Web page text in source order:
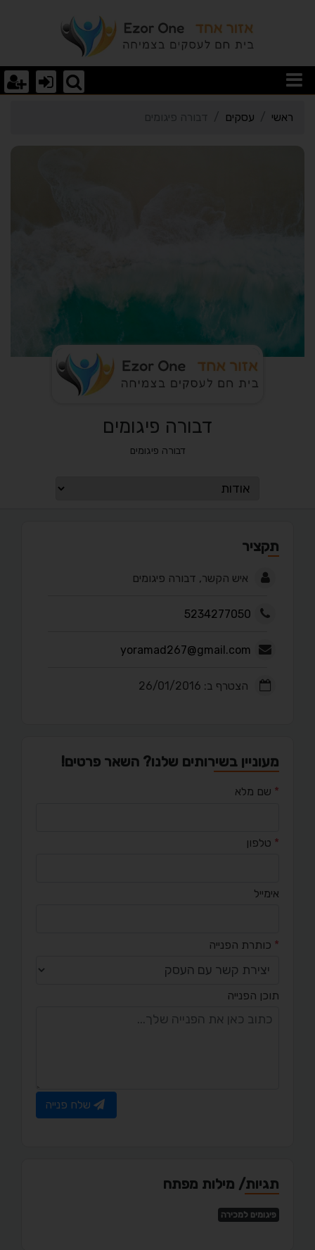
פרטי כרטיס העסק דבורה
ראשי עסקים דבורה פיגומים
דבורה פיגומים
דבורה פיגומים
תקציר
איש הקשר, דבורה פיגומים
5234277050
yoramad267@gmail.com
הצטרף ב: 26/01/2016
מעוניין בשירותים שלנו? השאר פרטים!
* שם מלא
* טלפון
אימייל
* כותרת הפנייה
תוכן הפנייה
שלח פנייה
תגיות/ מילות מפתח
פיגומים למכירה